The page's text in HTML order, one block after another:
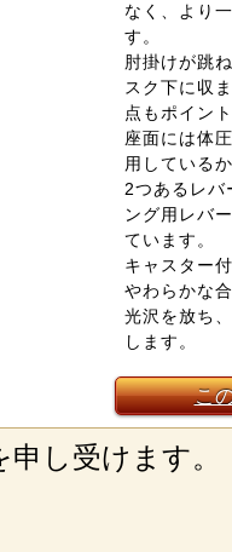
なく、より
す。
肘掛けが跳
スク下に収
点もポイン
座面には体
用している
2つあるレバ
ング用レバ
ています。
キャスター
やわらかな
光沢を放ち
します。
こ
し受けます。